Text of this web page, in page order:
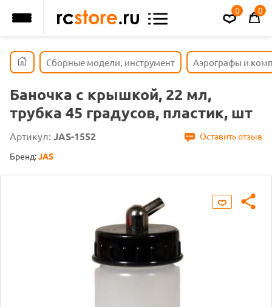
0 0
Сборные модели, инструмент Аэрографы и
Баночка с крышкой, 22 мл,
трубка 45 градусов, пластик, шт
Артикул: JAS-1552
Оставить отзыв
Бренд:JAS